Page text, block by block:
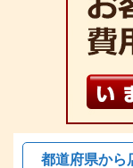
都道府県から